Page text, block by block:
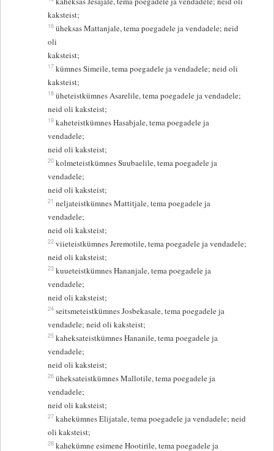
kaksteist;
16 üheksas Mattanjale, tema poegadele ja vendadele; neid
oli
kaksteist;
17 kümnes Simeile, tema poegadele ja vendadele; neid oli
kaksteist;
18 üheteistkümnes Asarelile, tema poegadele ja vendadele;
neid oli kaksteist;
19 kaheteistkümnes Hasabjale, tema poegadele ja
vendadele;
neid oli kaksteist;
20 kolmeteistkümnes Suubaelile, tema poegadele ja
vendadele;
neid oli kaksteist;
21 neljateistkümnes Mattitjale, tema poegadele ja
vendadele;
neid oli kaksteist;
22 viieteistkümnes Jeremotile, tema poegadele ja vendadele;
neid oli kaksteist;
23 kuueteistkümnes Hananjale, tema poegadele ja
vendadele;
neid oli kaksteist;
24 seitsmeteistkümnes Josbekasale, tema poegadele ja
vendadele; neid oli kaksteist;
25 kaheksateistkümnes Hananile, tema poegadele ja
vendadele;
neid oli kaksteist;
26 üheksateistkümnes Mallotile, tema poegadele ja
vendadele;
neid oli kaksteist;
27 kahekümnes Elijatale, tema poegadele ja vendadele; neid
oli kaksteist;
28 kahekümne esimene Hootirile, tema poegadele ja